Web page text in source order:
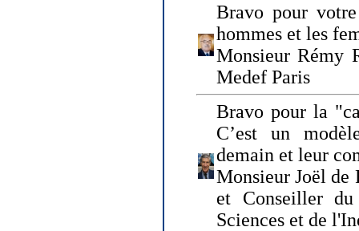
Bravo pour
hommes et les
Monsieur Rémy
Medef Paris
Bravo pour la
C’est un
demain et leur
Monsieur Joël de
et Conseiller
Sciences et de